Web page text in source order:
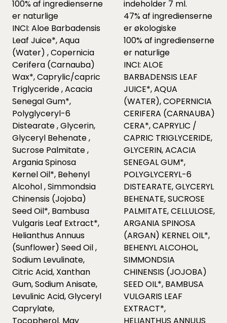
100% af ingredienserne
er naturlige
INCI: Aloe Barbadensis
Leaf Juice*, Aqua
(Water) , Copernicia
Cerifera (Carnauba)
Wax*, Caprylic/capric
Triglyceride , Acacia
Senegal Gum*,
Polyglyceryl-6
Distearate , Glycerin,
Glyceryl Behenate ,
Sucrose Palmitate ,
Argania Spinosa
Kernel Oil*, Behenyl
Alcohol , Simmondsia
Chinensis (Jojoba)
Seed Oil*, Bambusa
Vulgaris Leaf Extract*,
Helianthus Annuus
(Sunflower) Seed Oil ,
Sodium Levulinate,
Citric Acid, Xanthan
Gum, Sodium Anisate,
Levulinic Acid, Glyceryl
Caprylate,
Tocopherol. May
indeholder 7 ml.
47% af ingredienserne
er økologiske
100% af ingredienserne
er naturlige
INCI: ALOE
BARBADENSIS LEAF
JUICE*, AQUA
(WATER), COPERNICIA
CERIFERA (CARNAUBA)
CERA*, CAPRYLIC /
CAPRIC TRIGLYCERIDE,
GLYCERIN, ACACIA
SENEGAL GUM*,
POLYGLYCERYL-6
DISTEARATE, GLYCERYL
BEHENATE, SUCROSE
PALMITATE, CELLULOSE,
ARGANIA SPINOSA
(ARGAN) KERNEL OIL*,
BEHENYL ALCOHOL,
SIMMONDSIA
CHINENSIS (JOJOBA)
SEED OIL*, BAMBUSA
VULGARIS LEAF
EXTRACT*,
HELIANTHUS ANNUUS